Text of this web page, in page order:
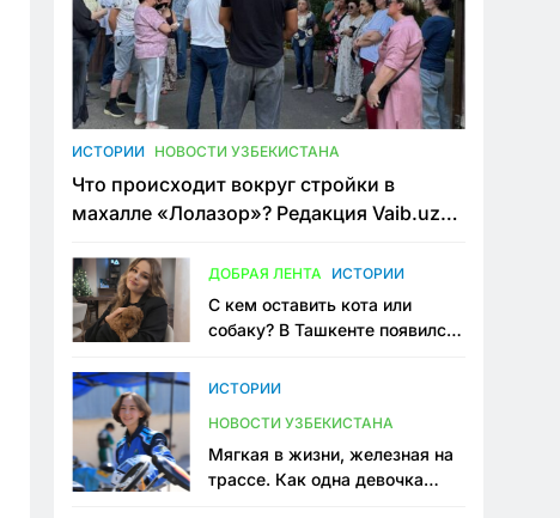
ИСТОРИИ НОВОСТИ УЗБЕКИСТАНА
Что происходит вокруг стройки в
махалле «Лолазор»? Редакция Vaib.uz
конфликта
ДОБРАЯ ЛЕНТА ИСТОРИИ
С кем оставить кота или
собаку? В Ташкенте появился
ИСТОРИИ
НОВОСТИ УЗБЕКИСТАНА
Мягкая в жизни, железная на
трассе. Как одна девочка